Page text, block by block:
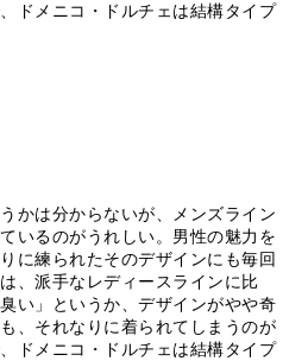
ドメニコ・ドルチェは結構タイプ
かは分からないが、メンズライン
いるのがうれしい。男性の魅力を
に練られたそのデザインにも毎回
、派手なレディースラインに比
い」というか、デザインがやや奇
、それなりに着られてしまうのが
ドメニコ・ドルチェは結構タイプ